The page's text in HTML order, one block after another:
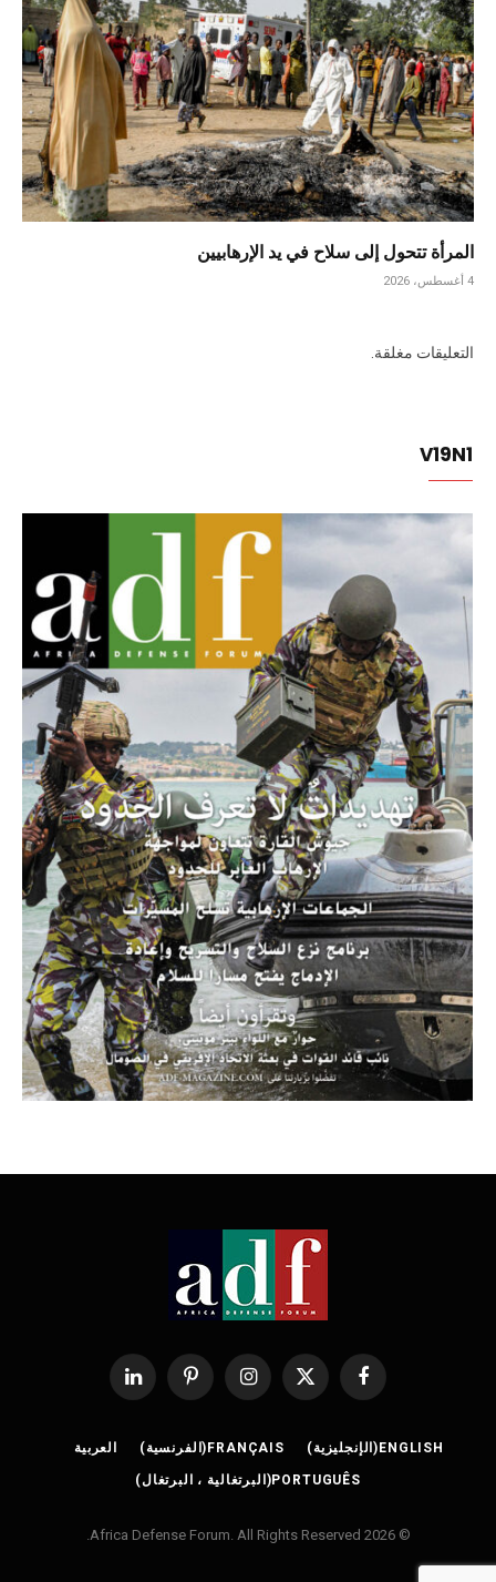
المرأة تتحول إلى سلاح في يد الإرهابيين
4 أغسطس، 2026
التعليقات مغلقة.
V19N1
فيسبوك
X
الانستغرامبينتيريستلينكدإن
ENGLISH
(الإنجليزية )
FRANÇAIS
(الفرنسية ) العربية
PORTUGUÊS
( البرتغالية ، البرتغال)
© 2026 Africa Defense Forum. All Rights Reserved.